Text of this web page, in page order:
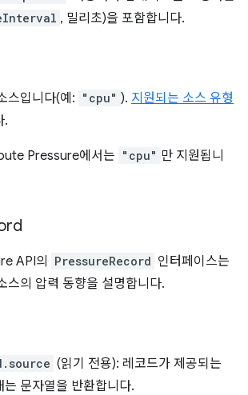
, 밀리초)을 포함합니다.
스입니다(예: "cpu" ). 지원되는 소스 유형
.
Pressure에서는 "cpu" 만 지원됩니
API의 PressureRecord 인터페이스는
스의 압력 동향을 설명합니다.
(읽기 전용): 레코드가 제공되는
문자열을 반환합니다.